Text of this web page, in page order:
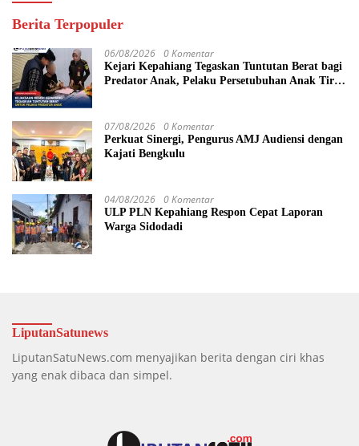
Berita Terpopuler
06/08/2026 0 Komentar
Kejari Kepahiang Tegaskan Tuntutan Berat bagi
Predator Anak, Pelaku Persetubuhan Anak Tiri
07/08/2026 0 Komentar
Perkuat Sinergi, Pengurus AMJ Audiensi dengan
Kajati Bengkulu
04/08/2026 0 Komentar
ULP PLN Kepahiang Respon Cepat Laporan
Warga Sidodadi
LiputanSatunews
LiputanSatuNews.com menyajikan berita dengan ciri khas
yang enak dibaca dan simpel.